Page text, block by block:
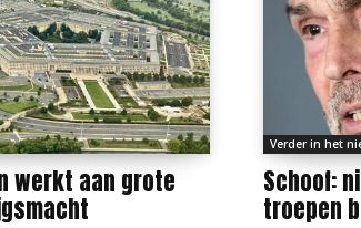
werkt aan grote
Verder in het
Schoof:
troepen